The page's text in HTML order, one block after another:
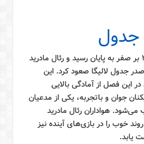
در نهایت، بازی با همان نتیجه ۳ بر صفر به پایان رسید و رئال مادرید
جدول لالیگا صعود کرد. این
این فصل از آمادگی بالایی
جوان و باتجربه، یکی از مدعیان
هواداران رئال مادرید
خوب را در بازی‌های آینده نیز
یابد.